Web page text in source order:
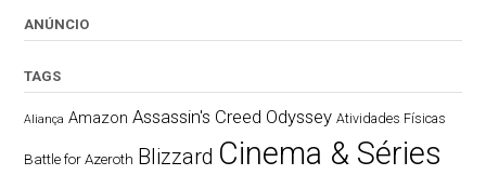
ANÚNCIO
TAGS
Aliança Amazon Assassin's Creed Odyssey Atividades Físicas
Battle for Azeroth Blizzard Cinema & Séries